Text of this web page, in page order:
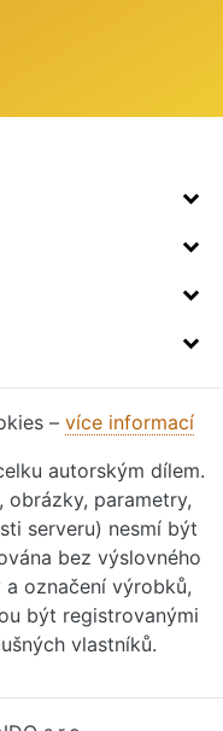
– více informací
autorským dílem.
parametry,
serveru) nesmí být
bez výslovného
označení výrobků,
být registrovanými
vlastníků.